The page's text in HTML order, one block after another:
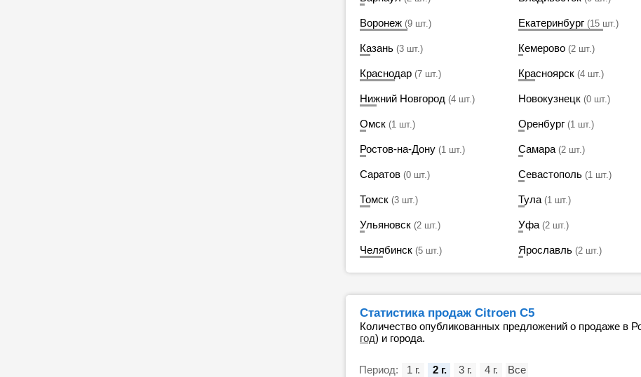
Воронеж (9 шт.) Екатеринбург (15 шт.)
Казань (3 шт.) Кемерово (2 шт.)
Краснодар (7 шт.) Красноярск (4 шт.)
Нижний Новгород (4 шт.) Новокузнецк (0 шт.)
Омск (1 шт.) Оренбург (1 шт.)
Ростов-на-Дону (1 шт.) Самара (2 шт.)
Саратов (0 шт.) Севастополь (1 шт.)
Томск (3 шт.) Тула (1 шт.)
Ульяновск (2 шт.) Уфа (2 шт.)
Челябинск (5 шт.) Ярославль (2 шт.)
Статистика продаж Citroen C5
Количество опубликованных предложений о продаже в
год) и города.
Период: 1 г. 2 г. 3 г. 4 г. Все